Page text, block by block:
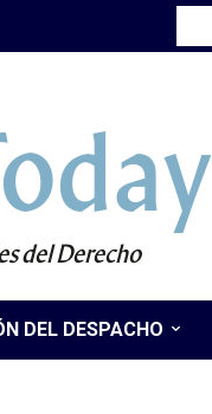
del Derecho
DEL DESPACHO